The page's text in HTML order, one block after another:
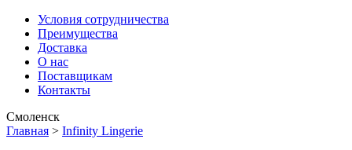
Условия сотрудничества
Преимущества
Доставка
О нас
Поставщикам
Контакты
Смоленск
Главная > Infinity Lingerie